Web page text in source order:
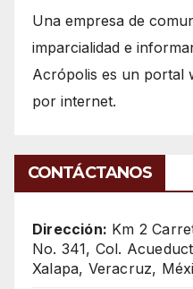
Una empresa de
imparcialidad e
Acrópolis es un portal
por internet.
CONTÁCTANOS
Dirección: Km 2
No. 341, Col.
Xalapa, Veracruz,